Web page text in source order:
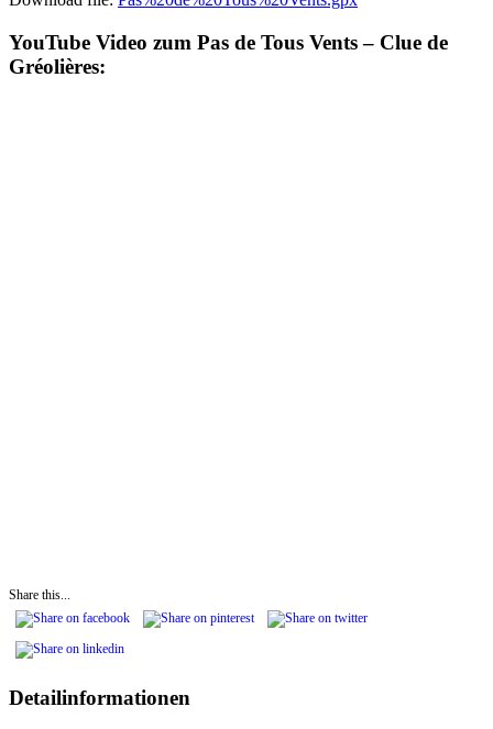
YouTube Video zum Pas de Tous Vents – Clue de
Gréolières:
Share this...
Detailinformationen